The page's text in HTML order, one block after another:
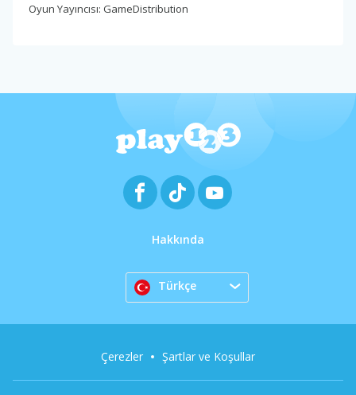
Oyun Yayıncısı: GameDistribution
Hakkında
Türkçe
Çerezler Şartlar ve Koşullar